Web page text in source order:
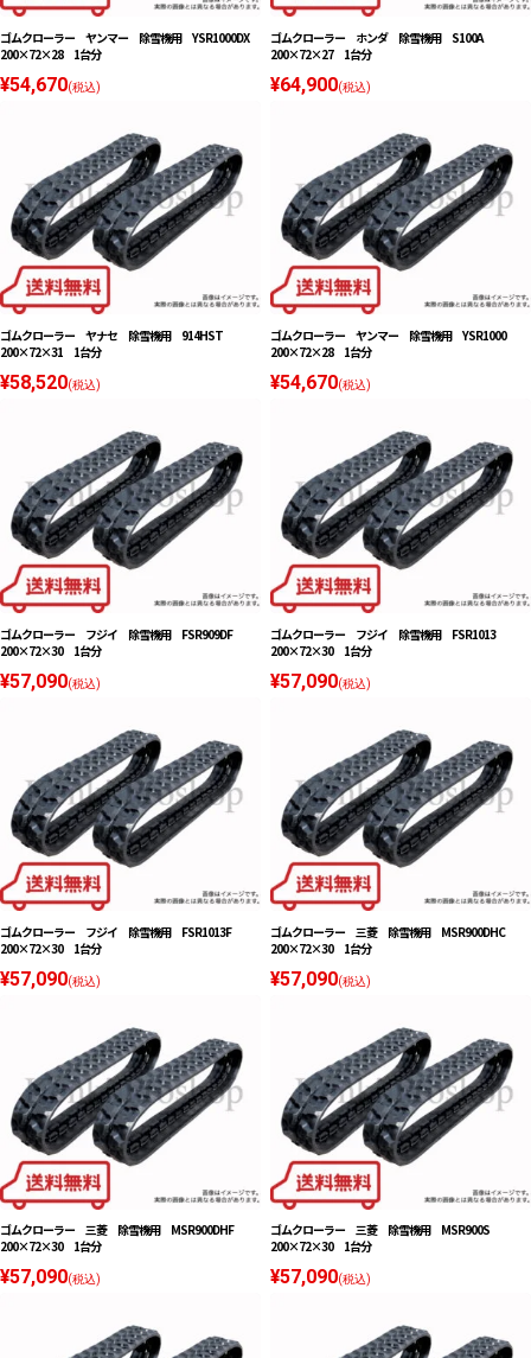
ゴムクローラー ヤンマー 除雪機用 YSR1000DX
200×72×28 1台分
¥54,670(税込)
ゴムクローラー ホンダ 除雪機用 S100A
200×72×27 1台分
¥64,900(税込)
ゴムクローラー ヤナセ 除雪機用 914HST
200×72×31 1台分
¥58,520(税込)
ゴムクローラー ヤンマー 除雪機用 YSR1000
200×72×28 1台分
¥54,670(税込)
ゴムクローラー フジイ 除雪機用 FSR909DF
200×72×30 1台分
¥57,090(税込)
ゴムクローラー フジイ 除雪機用 FSR1013
200×72×30 1台分
¥57,090(税込)
ゴムクローラー フジイ 除雪機用 FSR1013F
200×72×30 1台分
¥57,090(税込)
ゴムクローラー 三菱 除雪機用 MSR900DHC
200×72×30 1台分
¥57,090(税込)
ゴムクローラー 三菱 除雪機用 MSR900DHF
200×72×30 1台分
¥57,090(税込)
ゴムクローラー 三菱 除雪機用 MSR900S
200×72×30 1台分
¥57,090(税込)